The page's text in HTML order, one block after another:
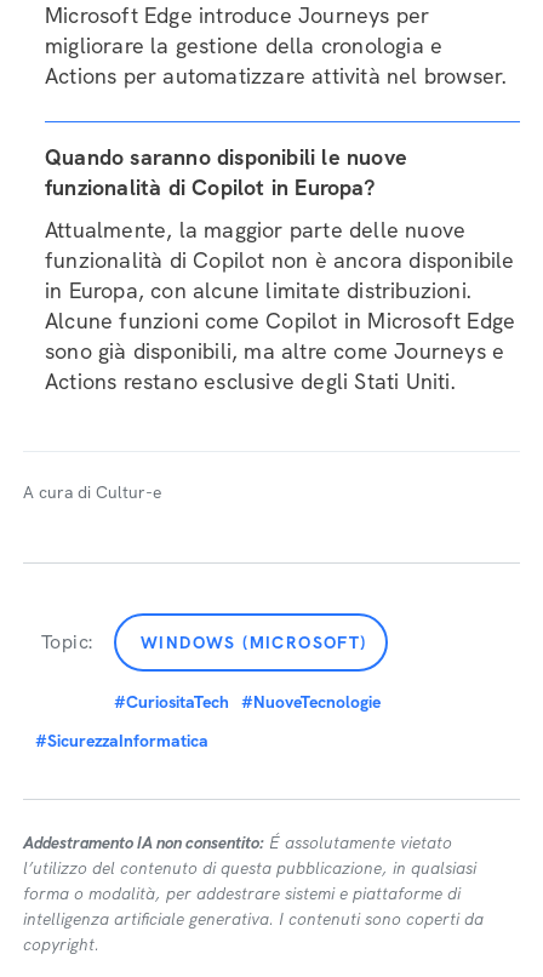
Microsoft Edge introduce Journeys per
migliorare la gestione della cronologia e
Actions per automatizzare attività nel browser.
Quando saranno disponibili le nuove
funzionalità di Copilot in Europa?
Attualmente, la maggior parte delle nuove
funzionalità di Copilot non è ancora disponibile
in Europa, con alcune limitate distribuzioni.
Alcune funzioni come Copilot in Microsoft Edge
sono già disponibili, ma altre come Journeys e
Actions restano esclusive degli Stati Uniti.
A cura di Cultur-e
Topic: WINDOWS (MICROSOFT)
#CuriositaTech
#NuoveTecnologie
#SicurezzaInformatica
Addestramento IA non consentito: É assolutamente vietato
l’utilizzo del contenuto di questa pubblicazione, in qualsiasi
forma o modalità, per addestrare sistemi e piattaforme di
intelligenza artificiale generativa. I contenuti sono coperti da
copyright.